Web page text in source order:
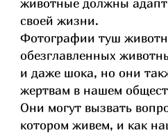
животные должны
своей жизни.
Фотографии туш
обезглавленных
и даже шока, но они
жертвам в нашем
Они могут вызвать
котором живем, и как